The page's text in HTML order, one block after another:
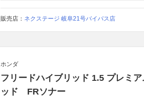
販売店： ネクステージ 岐阜21号バイパス店
ホンダ
フリードハイブリッド 1.5 プレミ
ッド FRソナー